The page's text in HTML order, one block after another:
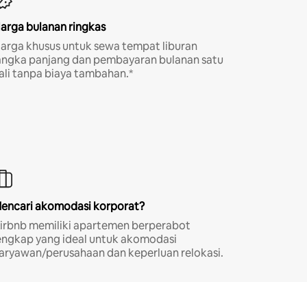
bulanan ringkas
khusus untuk sewa tempat liburan
panjang dan pembayaran bulanan satu
tanpa biaya tambahan.*
akomodasi korporat?
memiliki apartemen berperabot
yang ideal untuk akomodasi
perusahaan dan keperluan relokasi.